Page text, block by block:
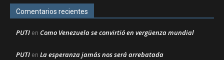
Comentarios recientes
PUTI en Como Venezuela se convirtió en vergüenza mundial
PUTI en La esperanza jamás nos será arrebatada